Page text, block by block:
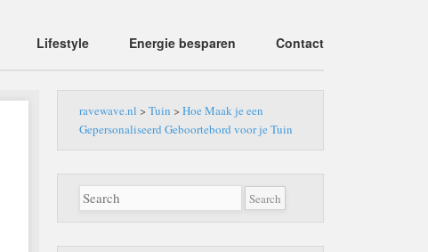
Lifestyle Energie besparen Contact
ravewave.nl > Tuin > Hoe Maak je een
Gepersonaliseerd Geboortebord voor je Tuin